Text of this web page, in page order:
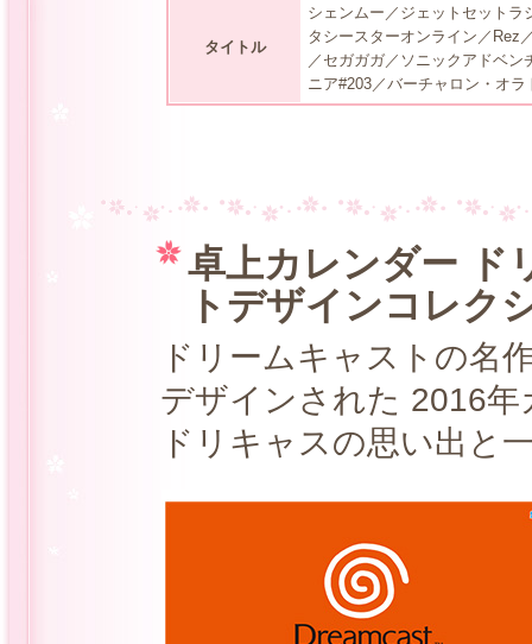
タイトル
シェンムー／ジェットセット
タシースターオンライン／Rez
／セガガガ／ソニックアドベ
ニア#203／バーチャロン・オ
卓上カレンダー ド
トデザインコレク
ドリームキャストの名
デザインされた 2016
ドリキャスの思い出と